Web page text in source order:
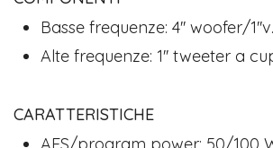
Basse frequenze: 4'' woofer/
Alte frequenze: 1'' tweeter a
CARATTERISTICHE
AES/program power: 50/100